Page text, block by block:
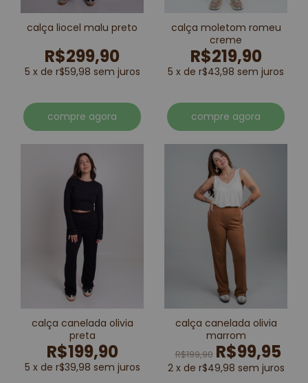
calça liocel malu preto
R$299,90
5 x de r$59,98 sem juros
compre agora
calça moletom romeu
creme
R$219,90
5 x de r$43,98 sem juros
compre agora
calça canelada olivia
preta
R$199,90
5 x de r$39,98 sem juros
calça canelada olivia
marrom
R$199,90 R$99,95
2 x de r$49,98 sem juros